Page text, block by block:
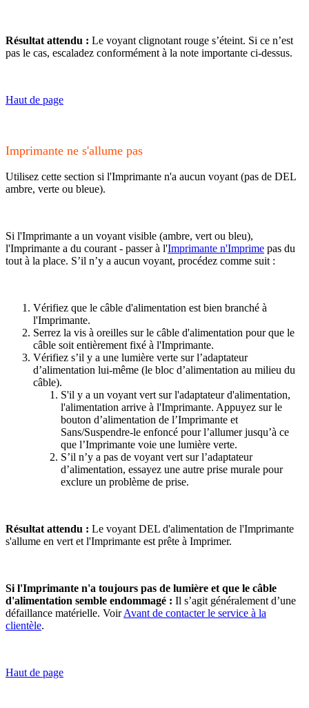
Résultat attendu : Le voyant clignotant rouge s’éteint. Si ce n’est
pas le cas, escaladez conformément à la note importante ci-dessus.
Haut de page
Imprimante ne s'allume pas
Utilisez cette section si l'Imprimante n'a aucun voyant (pas de DEL
ambre, verte ou bleue).
Si l'Imprimante a un voyant visible (ambre, vert ou bleu),
l'Imprimante a du courant - passer à l'Imprimante n'Imprime pas du
tout à la place. S’il n’y a aucun voyant, procédez comme suit :
Vérifiez que le câble d'alimentation est bien branché à
l'Imprimante.
Serrez la vis à oreilles sur le câble d'alimentation pour que le
câble soit entièrement fixé à l'Imprimante.
Vérifiez s’il y a une lumière verte sur l’adaptateur
d’alimentation lui-même (le bloc d’alimentation au milieu du
câble).
S'il y a un voyant vert sur l'adaptateur d'alimentation,
l'alimentation arrive à l'Imprimante. Appuyez sur le
bouton d’alimentation de l’Imprimante et
Sans/Suspendre-le enfoncé pour l’allumer jusqu’à ce
que l’Imprimante voie une lumière verte.
S’il n’y a pas de voyant vert sur l’adaptateur
d’alimentation, essayez une autre prise murale pour
exclure un problème de prise.
Résultat attendu : Le voyant DEL d'alimentation de l'Imprimante
s'allume en vert et l'Imprimante est prête à Imprimer.
Si l'Imprimante n'a toujours pas de lumière et que le câble
d'alimentation semble endommagé : Il s’agit généralement d’une
défaillance matérielle. VoirAvant de contacter le service à la
clientèle.
Haut de page